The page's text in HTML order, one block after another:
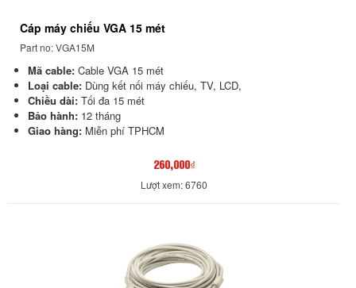
Cáp máy chiếu VGA 15 mét
Part no: VGA15M
Mã cable: Cable VGA 15 mét
Loại cable: Dùng kết nối máy chiếu, TV, LCD,
Chiều dài: Tối đa 15 mét
Bảo hành: 12 tháng
Giao hàng: Miễn phí TPHCM
260,000₫
Lượt xem: 6760